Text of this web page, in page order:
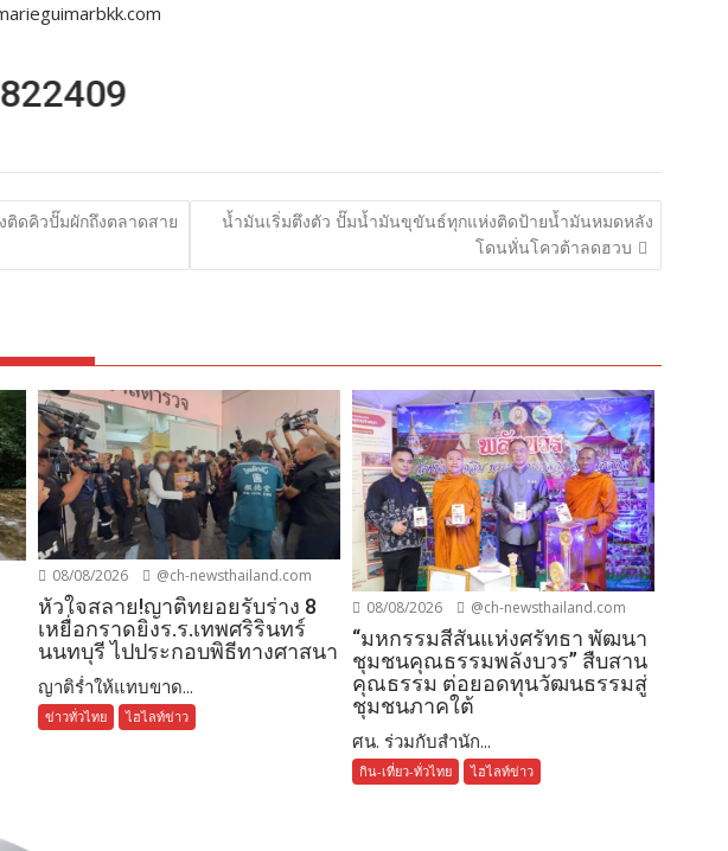
ดคิวปั๊มผักถึงตลาดสาย
น้ำมันเริ่มตึงตัว ปั๊มน้ำมันขุขันธ์ทุกแห่งติดป้ายน้ำมันหมดหลัง
โดนหั่นโควต้าลดฮวบ
08/08/2026 @ch-newsthailand.com
หัวใจสลาย!ญาติทยอยรับร่าง 8
เหยื่อกราดยิงร.ร.เทพศริรินทร์
นนทบุรี ไปประกอบพิธีทางศาสนา
ญาติร่ำให้แทบขาด...
ข่าวทั่วไทย ไฮไลท์ข่าว
08/08/2026 @ch-newsthailand.com
“มหกรรมสีสันแห่งศรัทธา พัฒนา
ชุมชนคุณธรรมพลังบวร” สืบสาน
คุณธรรม ต่อยอดทุนวัฒนธรรมสู่
ชุมชนภาคใต้
ศน. ร่วมกับสำนัก...
กิน-เที่ยว-ทั่วไทย ไฮไลท์ข่าว